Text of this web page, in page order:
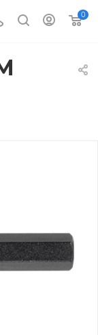
0